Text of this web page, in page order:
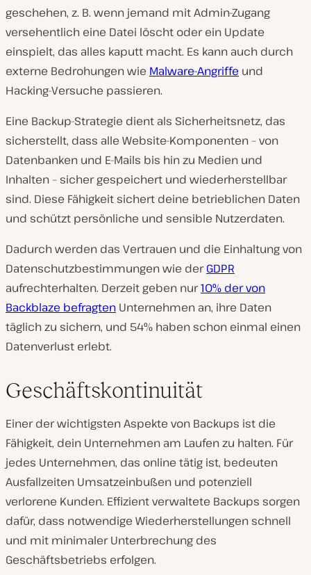
geschehen, z. B. wenn jemand mit Admin-Zugang
versehentlich eine Datei löscht oder ein Update
einspielt, das alles kaputt macht. Es kann auch durch
externe Bedrohungen wie Malware-Angriffe und
Hacking-Versuche passieren.
Eine Backup-Strategie dient als Sicherheitsnetz, das
sicherstellt, dass alle Website-Komponenten – von
Datenbanken und E-Mails bis hin zu Medien und
Inhalten – sicher gespeichert und wiederherstellbar
sind. Diese Fähigkeit sichert deine betrieblichen Daten
und schützt persönliche und sensible Nutzerdaten.
Dadurch werden das Vertrauen und die Einhaltung von
Datenschutzbestimmungen wie derGDPR
aufrechterhalten. Derzeit geben nur10% der von
Backblaze befragten Unternehmen an, ihre Daten
täglich zu sichern, und 54% haben schon einmal einen
Datenverlust erlebt.
Geschäftskontinuität
Einer der wichtigsten Aspekte von Backups ist die
Fähigkeit, dein Unternehmen am Laufen zu halten. Für
jedes Unternehmen, das online tätig ist, bedeuten
Ausfallzeiten Umsatzeinbußen und potenziell
verlorene Kunden. Effizient verwaltete Backups sorgen
dafür, dass notwendige Wiederherstellungen schnell
und mit minimaler Unterbrechung des
Geschäftsbetriebs erfolgen.